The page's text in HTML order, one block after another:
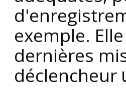
exemple.
dernières
déclencheur